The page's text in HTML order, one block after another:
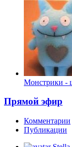
Монстрики -
Прямой эфир
Комментарии
Публикации